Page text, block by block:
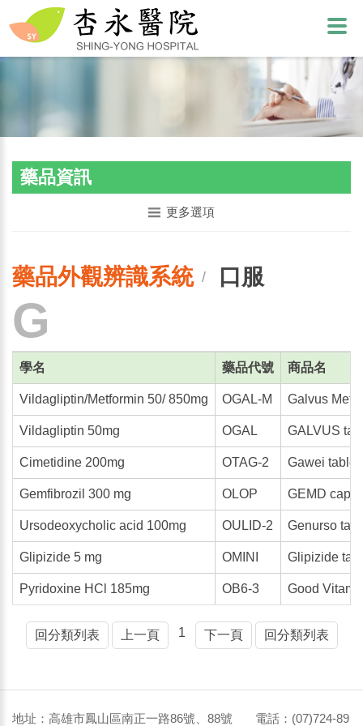
藥品資訊
更多選項
藥品外觀辨識系統/ 口服
G
學名 藥品代號 商品名
Vildagliptin/Metformin 50/ 850mg OGAL-M Galvus Met
Vildagliptin 50mg OGAL GALVUS
Cimetidine 200mg OTAG-2 Gawei
Gemfibrozil 300 mg OLOP GEMD
Ursodeoxycholic acid 100mg OULID-2 Genurso
Glipizide 5 mg OMINI Glipizide
Pyridoxine HCl 185mg OB6-3 Good
回分類列表 上一頁 1 下一頁 回分類列表
地址：高雄市鳳山區南正一路86號、88號 電話：(07)724-89